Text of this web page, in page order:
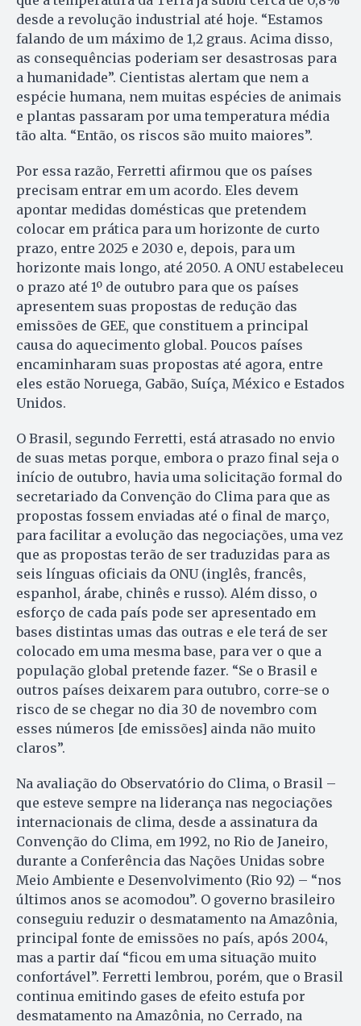
desde a revolução industrial até hoje. “Estamos
falando de um máximo de 1,2 graus. Acima disso,
as consequências poderiam ser desastrosas para
a humanidade”. Cientistas alertam que nem a
espécie humana, nem muitas espécies de animais
e plantas passaram por uma temperatura média
tão alta. “Então, os riscos são muito maiores”.
Por essa razão, Ferretti afirmou que os países
precisam entrar em um acordo. Eles devem
apontar medidas domésticas que pretendem
colocar em prática para um horizonte de curto
prazo, entre 2025 e 2030 e, depois, para um
horizonte mais longo, até 2050. A ONU estabeleceu
o prazo até 1º de outubro para que os países
apresentem suas propostas de redução das
emissões de GEE, que constituem a principal
causa do aquecimento global. Poucos países
encaminharam suas propostas até agora, entre
eles estão Noruega, Gabão, Suíça, México e Estados
Unidos.
O Brasil, segundo Ferretti, está atrasado no envio
de suas metas porque, embora o prazo final seja o
início de outubro, havia uma solicitação formal do
secretariado da Convenção do Clima para que as
propostas fossem enviadas até o final de março,
para facilitar a evolução das negociações, uma vez
que as propostas terão de ser traduzidas para as
seis línguas oficiais da ONU (inglês, francês,
espanhol, árabe, chinês e russo). Além disso, o
esforço de cada país pode ser apresentado em
bases distintas umas das outras e ele terá de ser
colocado em uma mesma base, para ver o que a
população global pretende fazer. “Se o Brasil e
outros países deixarem para outubro, corre-se o
risco de se chegar no dia 30 de novembro com
esses números [de emissões] ainda não muito
claros”.
Na avaliação do Observatório do Clima, o Brasil –
que esteve sempre na liderança nas negociações
internacionais de clima, desde a assinatura da
Convenção do Clima, em 1992, no Rio de Janeiro,
durante a Conferência das Nações Unidas sobre
Meio Ambiente e Desenvolvimento (Rio 92) – “nos
últimos anos se acomodou”. O governo brasileiro
conseguiu reduzir o desmatamento na Amazônia,
principal fonte de emissões no país, após 2004,
mas a partir daí “ficou em uma situação muito
confortável”. Ferretti lembrou, porém, que o Brasil
continua emitindo gases de efeito estufa por
desmatamento na Amazônia, no Cerrado, na